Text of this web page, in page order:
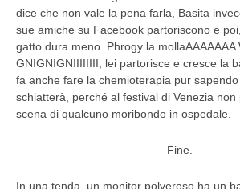
dice che non vale la pena farla, Basita
sue amiche su Facebook partoriscono e
gatto dura meno. Phrogy la mollaAAAAAAA
GNIGNIGNIIIIIIII, lei partorisce e cresce la
fa anche fare la chemioterapia pur
schiatterà, perché al festival di Venezia non
scena di qualcuno moribondo in ospedale.
Fine.
In una tenda, un monitor polveroso ha un